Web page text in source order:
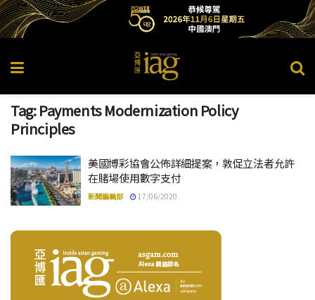
Tag:Payments Modernization Policy
Principles
美國博彩協會公佈詳細提案，敦促立法者允許
在賭場使用數字支付
新聞編輯部 17/06/2020